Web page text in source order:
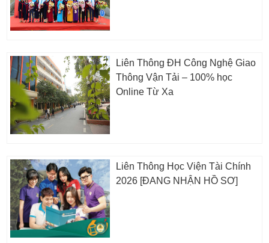
Liên Thông ĐH Công Nghệ Giao
Thông Vận Tải – 100% học
Online Từ Xa
Liên Thông Học Viện Tài Chính
2026 [ĐANG NHẬN HỒ SƠ]